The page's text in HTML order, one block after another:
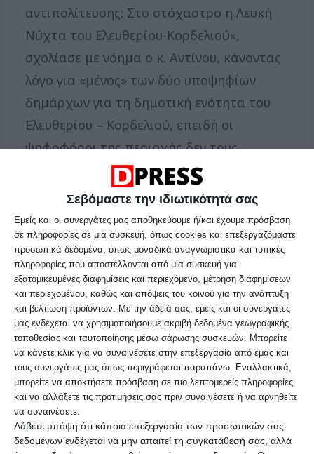
Σεβόμαστε την ιδιωτικότητά σας
Εμείς και οι συνεργάτες μας αποθηκεύουμε ή/και έχουμε πρόσβαση
σε πληροφορίες σε μια συσκευή, όπως cookies και επεξεργαζόμαστε
προσωπικά δεδομένα, όπως μοναδικά αναγνωριστικά και τυπικές
πληροφορίες που αποστέλλονται από μια συσκευή για
εξατομικευμένες διαφημίσεις και περιεχόμενο, μέτρηση διαφημίσεων
και περιεχομένου, καθώς και απόψεις του κοινού για την ανάπτυξη
και βελτίωση προϊόντων. Με την άδειά σας, εμείς και οι συνεργάτες
μας ενδέχεται να χρησιμοποιήσουμε ακριβή δεδομένα γεωγραφικής
τοποθεσίας και ταυτοποίησης μέσω σάρωσης συσκευών. Μπορείτε
να κάνετε κλικ για να συναινέσετε στην επεξεργασία από εμάς και
τους συνεργάτες μας όπως περιγράφεται παραπάνω. Εναλλακτικά,
μπορείτε να αποκτήσετε πρόσβαση σε πιο λεπτομερείς πληροφορίες
και να αλλάξετε τις προτιμήσεις σας πριν συναινέσετε ή να αρνηθείτε
να συναινέσετε.
Λάβετε υπόψη ότι κάποια επεξεργασία των προσωπικών σας
δεδομένων ενδέχεται να μην απαιτεί τη συγκατάθεσή σας, αλλά
αντιπολίτευσης: Στο στόχαστρο η Λευκή
Νύχτα του Ελευθερίου-Κορδελιού»,
σχολίασε με νόημα ο κ. Αντίνου, κάνοντας
λόγο για «μένος» των δύο υποψηφίων
δημάρχων για τη δημοτική ενότητα του
Ελευθερίου – Κορδελιού, επειδή οι
ψηφοφόροι της περιοχής δεν τους
ψήφισαν στις τελευταίες δημοτικές
εκλογές.
Αναλυτικά όσα ανέφερε ο κ. Αντίνου στη
σχετική ανάρτησή του:
«Όταν το μένος για μια δημοτική ενότητα
που δεν σε ψήφισε είναι απύθμενο, τα
όρια της υγιούς αντιπολίτευσης
ξεπερνιούνται εύκολα. Μετατρέπονται σε
στείρα άρνηση και, τελικά, σε καταστροφή
για τον ίδιο τον τόπο και τους ανθρώπους
του.